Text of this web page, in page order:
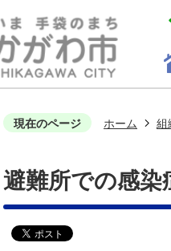
現在のページ ホーム 組
避難所での感染